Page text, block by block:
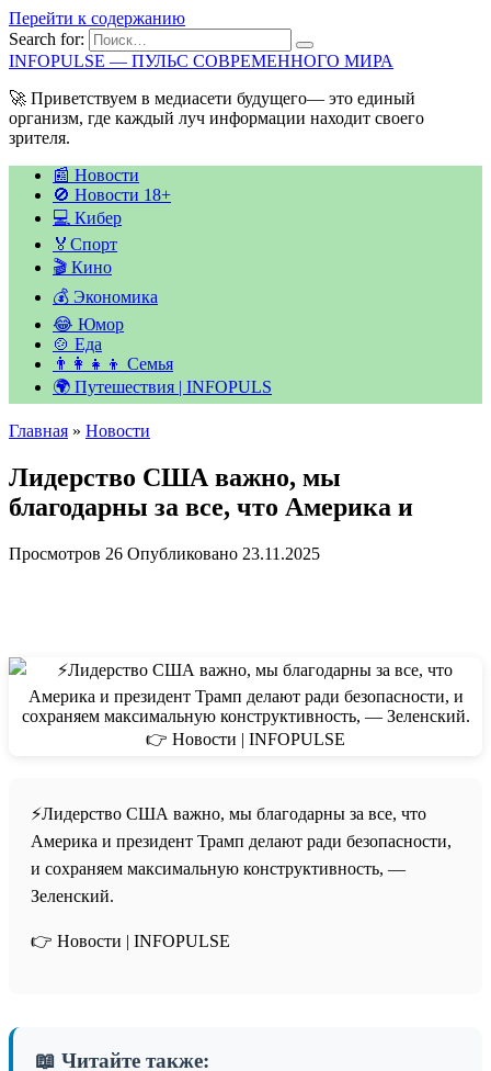
Перейти к содержанию
Search for:
INFOPULSE — ПУЛЬС СОВРЕМЕННОГО МИРА
🚀 Приветствуем в медиасети будущего— это единый
организм, где каждый луч информации находит своего
зрителя.
📰 Новости
🚫 Новости 18+
💻 Кибер
🏅Спорт
🎬 Кино
💰 Экономика
😂 Юмор
🍲 Еда
👨‍👩‍👧‍👦 Семья
🌍 Путешествия | INFOPULS
Главная » Новости
Лидерство США важно, мы
благодарны за все, что Америка и
Просмотров 26 Опубликовано 23.11.2025
⚡️Лидерство США важно, мы благодарны за все, что
Америка и президент Трамп делают ради безопасности,
и сохраняем максимальную конструктивность, —
Зеленский.
👉 Новости | INFOPULSE⁩
📖 Читайте также: